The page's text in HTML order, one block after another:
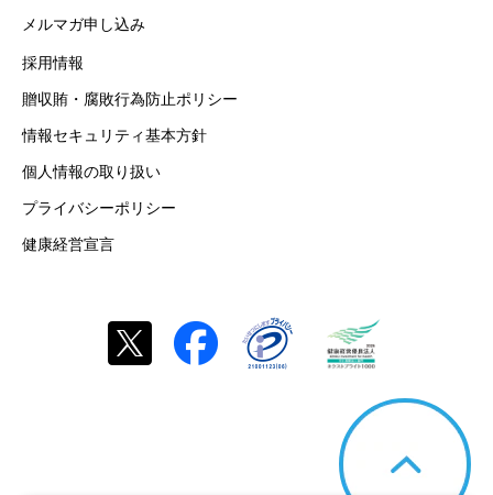
メルマガ申し込み
採用情報
贈収賄・腐敗行為防止ポリシー
情報セキュリティ基本方針
個人情報の取り扱い
プライバシーポリシー
健康経営宣言